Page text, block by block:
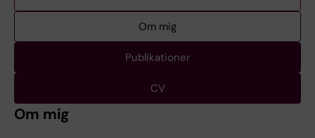
Om mig
Publikationer
CV
Om mig